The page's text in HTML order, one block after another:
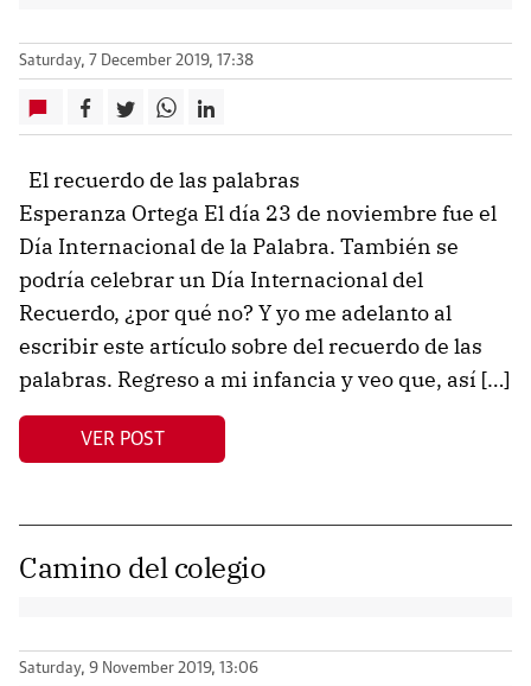
Saturday, 7 December 2019, 17:38
El recuerdo de las palabras
Esperanza Ortega El día 23 de noviembre fue el
Día Internacional de la Palabra. También se
podría celebrar un Día Internacional del
Recuerdo, ¿por qué no? Y yo me adelanto al
escribir este artículo sobre del recuerdo de las
palabras. Regreso a mi infancia y veo que, así […]
VER POST
Camino del colegio
Saturday, 9 November 2019, 13:06